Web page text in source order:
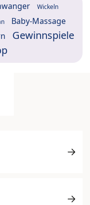
Wickeln
Baby-Massage
Gewinnspiele